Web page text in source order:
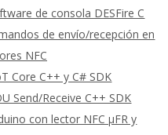
de consola DESFire C
de envío/recepción en
NFC
Core C++ y C# SDK
Send/Receive C++ SDK
con lector NFC μFR y